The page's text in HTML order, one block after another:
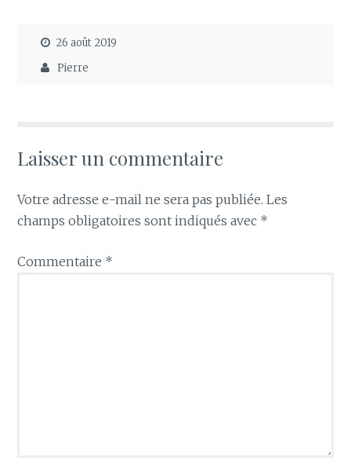
26 août 2019
Pierre
Laisser un commentaire
Votre adresse e-mail ne sera pas publiée. Les
champs obligatoires sont indiqués avec *
Commentaire *